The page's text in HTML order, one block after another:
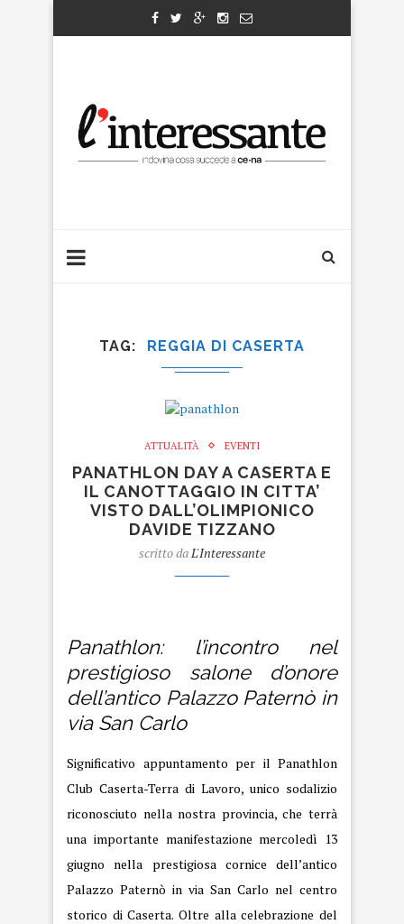
TAG REGGIA DI CASERTA
ATTUALITÀ EVENTI
PANATHLON DAY A CASERTA E
IL CANOTTAGGIO IN CITTA’
VISTO DALL’OLIMPIONICO
DAVIDE TIZZANO
scritto da L'Interessante
Panathlon: l’incontro nel
prestigioso salone d’onore
dell’antico Palazzo Paternò in
via San Carlo
Significativo appuntamento per il Panathlon
Club Caserta-Terra di Lavoro, unico sodalizio
riconosciuto nella nostra provincia, che terrà
una importante manifestazione mercoledì 13
giugno nella prestigiosa cornice dell’antico
Palazzo Paternò in via San Carlo nel centro
storico di Caserta. Oltre alla celebrazione del